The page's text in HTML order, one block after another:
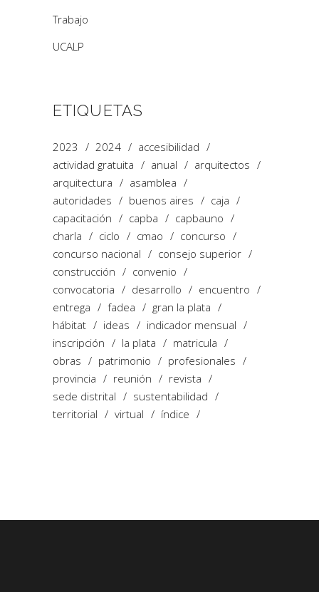
Trabajo
UCALP
ETIQUETAS
2023 2024
accesibilidad
actividad gratuita
anual
arquitectos
arquitectura
asamblea
autoridades
buenos aires
caja
capacitación
capba
capbauno
charla
ciclo cmao
concurso
concurso nacional
consejo superior
construcción
convenio
convocatoria
desarrollo
encuentro
entrega
fadea
gran la plata
hábitat
ideas
indicador mensual
inscripción
la plata
matricula
obras
patrimonio
profesionales
provincia
reunión
revista
sede distrital
sustentabilidad
territorial
virtual índice